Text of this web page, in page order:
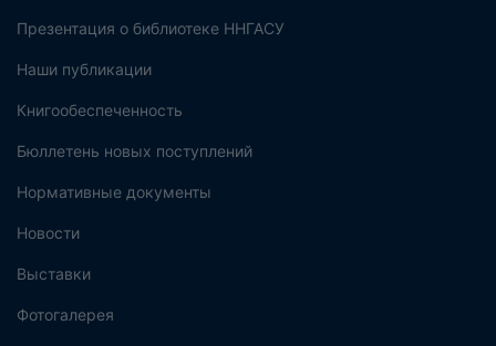
Презентация о библиотеке ННГАСУ
Наши публикации
Книгообеспеченность
Бюллетень новых поступлений
Нормативные документы
Новости
Выставки
Фотогалерея